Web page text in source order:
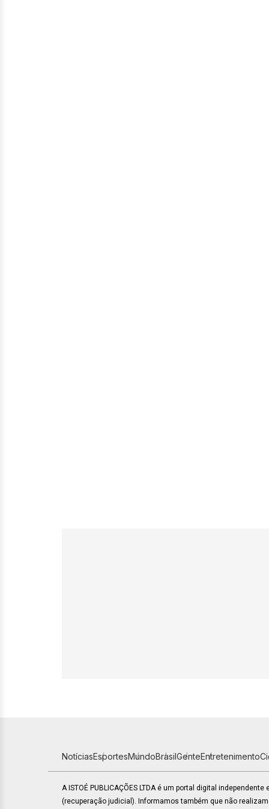
NotíciasEsportesMundoBrasilGenteEntretenimento
A ISTOÉ PUBLICAÇÕES LTDA é um portal digital
(recuperação judicial). Informamos também que não